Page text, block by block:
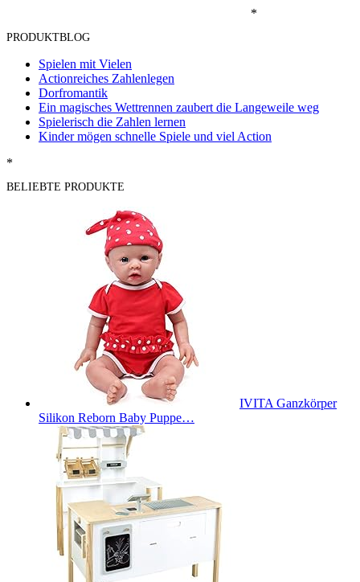
*
PRODUKTBLOG
Spielen mit Vielen
Actionreiches Zahlenlegen
Dorfromantik
Ein magisches Wettrennen zaubert die Langeweile weg
Spielerisch die Zahlen lernen
Kinder mögen schnelle Spiele und viel Action
*
BELIEBTE PRODUKTE
IVITA Ganzkörper
Silikon Reborn Baby Puppe…